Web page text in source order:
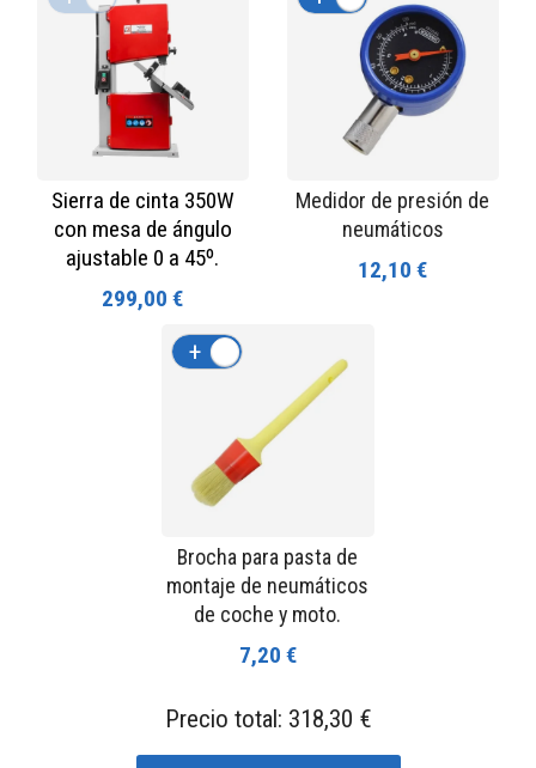
Sierra de cinta 350W
con mesa de ángulo
ajustable 0 a 45º.
299,00 €
Medidor de presión de
neumáticos
12,10 €
Brocha para pasta de
montaje de neumáticos
de coche y moto.
7,20 €
+
Precio total: 318,30 €